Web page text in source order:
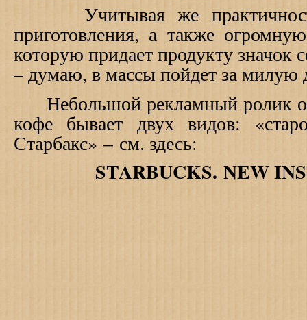
Учитывая же
приготовления, а также
которую придает продукту значок
– думаю, в массы пойдет за
Небольшой рекламный ролик о
кофе бывает двух видов:
Старбакс» – см. здесь:
STARBUCKS. NEW